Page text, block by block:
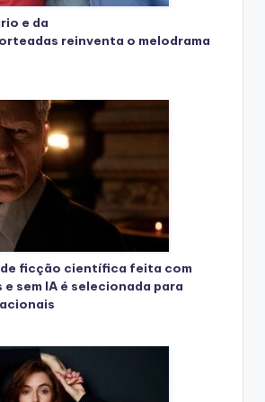
e da
reinventa o melodrama
ficção científica feita com
e sem IA é selecionada para